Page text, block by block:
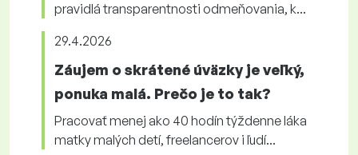
pravidlá transparentnosti odmeňovania, k...
29.4.2026
Záujem o skrátené úväzky je veľký,
ponuka malá. Prečo je to tak?
Pracovať menej ako 40 hodín týždenne láka
matky malých detí, freelancerov i ľudí...